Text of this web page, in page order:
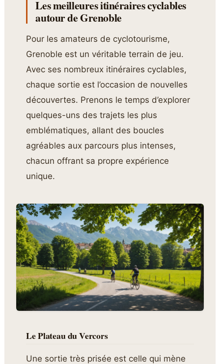
Les meilleures itinéraires cyclables
autour de Grenoble
Pour les amateurs de cyclotourisme,
Grenoble est un véritable terrain de jeu.
Avec ses nombreux itinéraires cyclables,
chaque sortie est l’occasion de nouvelles
découvertes. Prenons le temps d’explorer
quelques-uns des trajets les plus
emblématiques, allant des boucles
agréables aux parcours plus intenses,
chacun offrant sa propre expérience
unique.
Le Plateau du Vercors
Une sortie très prisée est celle qui mène